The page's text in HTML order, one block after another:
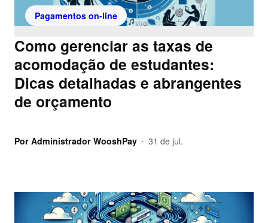
Pagamentos on-line
Como gerenciar as taxas de
acomodação de estudantes:
Dicas detalhadas e abrangentes
de orçamento
Por Administrador WooshPay • 31 de jul.